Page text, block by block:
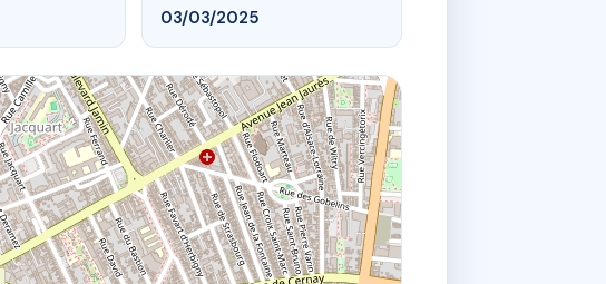
03/03/2025